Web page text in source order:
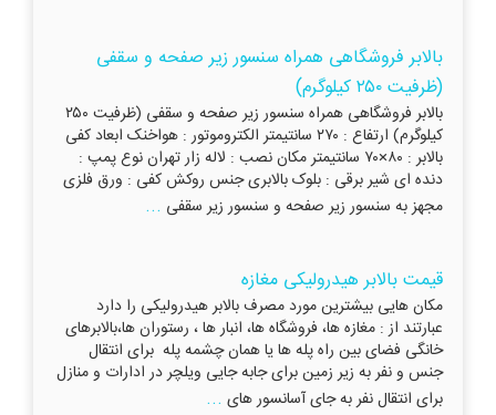
بالابر فروشگاهی همراه سنسور زیر صفحه و سقفی
(ظرفیت ۲۵۰ کیلوگرم)
بالابر فروشگاهی همراه سنسور زیر صفحه و سقفی (ظرفیت ۲۵۰
کیلوگرم) ارتفاع : ۲۷۰ سانتیمتر الکتروموتور : هواخنک ابعاد کفی
بالابر : ۸۰×۷۰ سانتیمتر مکان نصب : لاله زار تهران نوع پمپ :
دنده ای شیر برقی : بلوک بالابری جنس روکش کفی : ورق فلزی
مجهز به سنسور زیر صفحه و سنسور زیر سقفی ...
قیمت بالابر هیدرولیکی مغازه
مکان هایی بیشترین مورد مصرف بالابر هیدرولیکی را دارد
عبارتند از : مغازه ها، فروشگاه ها، انبار ها ، رستوران ها،بالابرهای
خانگی فضای بین راه پله ها یا همان چشمه پله برای انتقال
جنس و نفر به زیر زمین برای جابه جایی ویلچر در ادارات و منازل
برای انتقال نفر به جای آسانسور های ...